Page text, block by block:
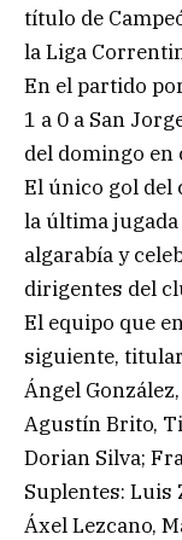
título de
la Liga
En el partido
1 a 0 a San
del domingo en
El único gol del
la última
algarabía y
dirigentes del
El equipo que
siguiente,
Ángel
Agustín Brito,
Dorian Silva;
Suplentes: Luis
Áxel Lezcano,